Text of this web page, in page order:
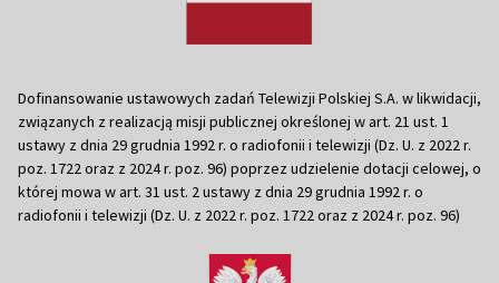
Dofinansowanie ustawowych zadań Telewizji Polskiej S.A. w likwidacji,
związanych z realizacją misji publicznej określonej w art. 21 ust. 1
ustawy z dnia 29 grudnia 1992 r. o radiofonii i telewizji (Dz. U. z 2022 r.
poz. 1722 oraz z 2024 r. poz. 96) poprzez udzielenie dotacji celowej, o
której mowa w art. 31 ust. 2 ustawy z dnia 29 grudnia 1992 r. o
radiofonii i telewizji (Dz. U. z 2022 r. poz. 1722 oraz z 2024 r. poz. 96)